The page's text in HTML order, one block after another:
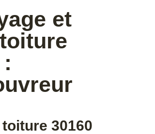
et
30160